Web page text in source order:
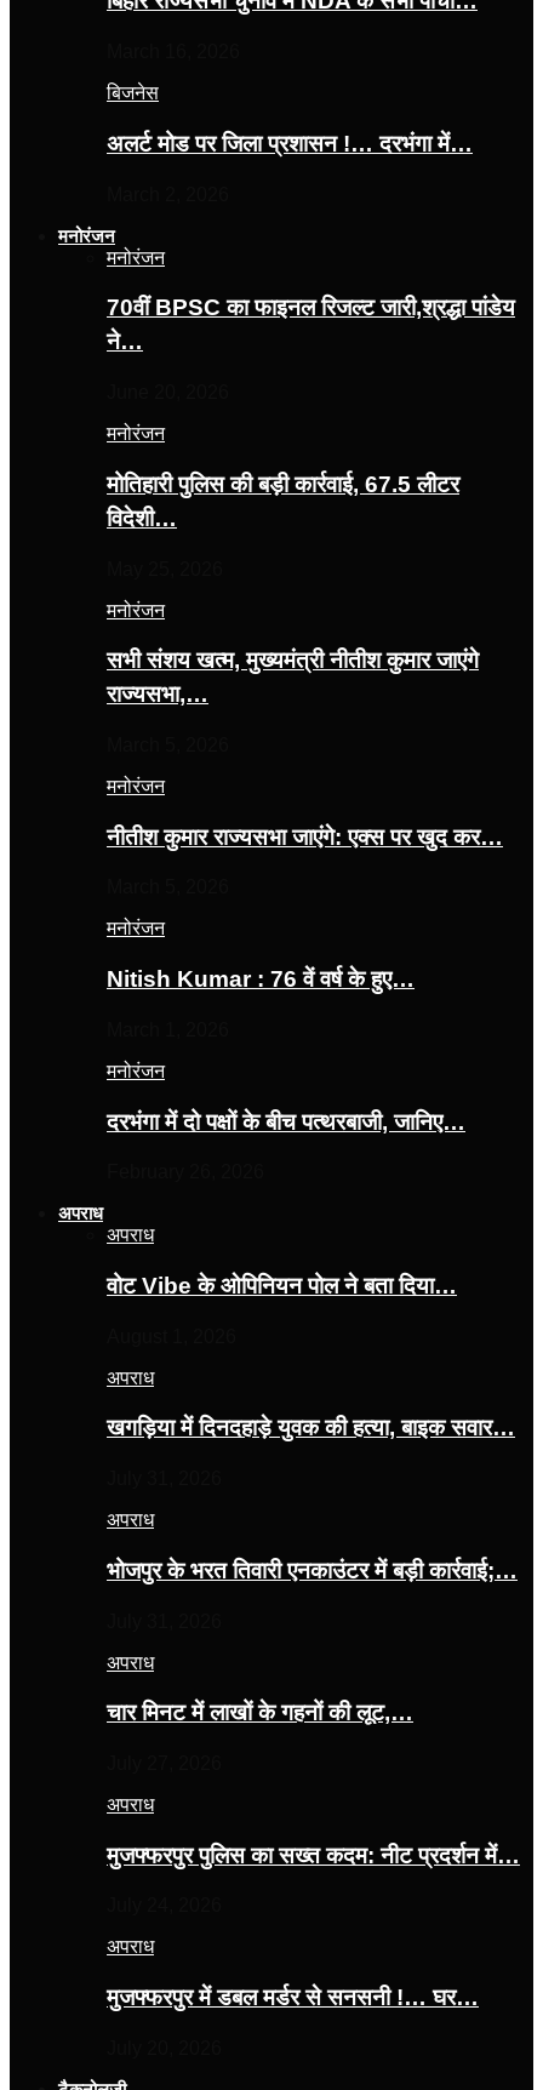
बिजनेस
अलर्ट मोड पर जिला प्रशासन !… दरभंगा में…
मनोरंजन
मनोरंजन
70वीं BPSC का फाइनल रिजल्ट जारी,श्रद्धा पांडेय
ने…
मनोरंजन
मोतिहारी पुलिस की बड़ी कार्रवाई, 67.5 लीटर
विदेशी…
मनोरंजन
सभी संशय खत्म, मुख्यमंत्री नीतीश कुमार जाएंगे
राज्यसभा,…
मनोरंजन
नीतीश कुमार राज्यसभा जाएंगे: एक्स पर खुद कर…
मनोरंजन
Nitish Kumar : 76 वें वर्ष के हुए…
मनोरंजन
दरभंगा में दो पक्षों के बीच पत्थरबाजी, जानिए…
अपराध
अपराध
वोट Vibe के ओपिनियन पोल ने बता दिया…
अपराध
खगड़िया में दिनदहाड़े युवक की हत्या, बाइक सवार…
अपराध
भोजपुर के भरत तिवारी एनकाउंटर में बड़ी कार्रवाई;…
अपराध
चार मिनट में लाखों के गहनों की लूट,…
अपराध
मुजफ्फरपुर पुलिस का सख्त कदम: नीट प्रदर्शन में…
अपराध
मुजफ्फरपुर में डबल मर्डर से सनसनी !… घर…